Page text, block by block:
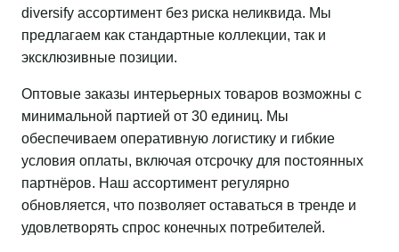
diversify ассортимент без риска неликвида. Мы
предлагаем как стандартные коллекции, так и
эксклюзивные позиции.
Оптовые заказы интерьерных товаров возможны с
минимальной партией от 30 единиц. Мы
обеспечиваем оперативную логистику и гибкие
условия оплаты, включая отсрочку для постоянных
партнёров. Наш ассортимент регулярно
обновляется, что позволяет оставаться в тренде и
удовлетворять спрос конечных потребителей.